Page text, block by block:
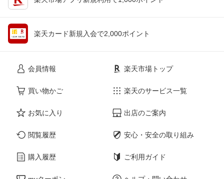
楽天カード新規入会で2,000ポイント
会員情報
買い物かご
お気に入り
閲覧履歴
購入履歴
楽天市場トップ
楽天のサービス一覧
出店のご案内
安心・安全の取り組み
ご利用ガイド